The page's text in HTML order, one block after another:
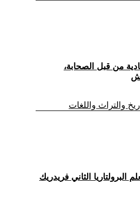
من قبل الصحابة،
والتراث واللغات
البرولتاريا الثاني فريدريك